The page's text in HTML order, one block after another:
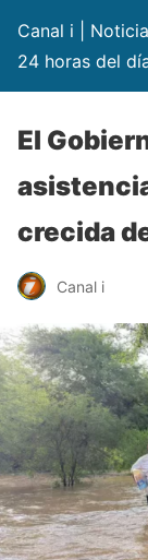
Canal i |
24 horas del
El
crecida
Canal i